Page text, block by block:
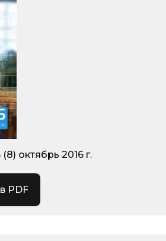
октябрь 2016 г.
PDF